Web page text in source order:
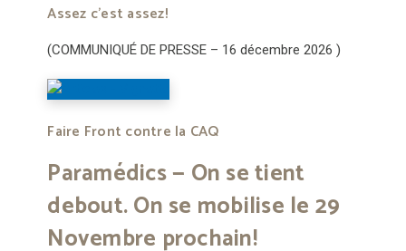
Assez c'est assez!
(COMMUNIQUÉ DE PRESSE – 16 décembre 2026 )
Faire Front contre la CAQ
Paramédics — On se tient
debout. On se mobilise le 29
Novembre prochain!